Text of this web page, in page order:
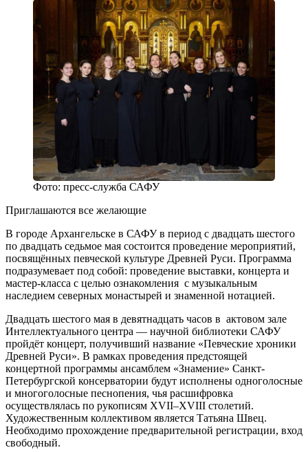
Фото: пресс-служба САФУ
Приглашаются все желающие
В городе Архангельске в САФУ в период с двадцать шестого
по двадцать седьмое мая состоится проведение мероприятий,
посвящённых певческой культуре Древней Руси. Программа
подразумевает под собой: проведение выставки, концерта и
мастер-класса с целью ознакомления с музыкальным
наследием северных монастырей и знаменной нотацией.
Двадцать шестого мая в девятнадцать часов в актовом зале
Интеллектуального центра — научной библиотеки САФУ
пройдёт концерт, получивший название «Певческие хроники
Древней Руси». В рамках проведения предстоящей
концертной программы ансамблем «Знамение» Санкт-
Петербургской консерватории будут исполнены одноголосные
и многоголосные песнопения, чья расшифровка
осуществлялась по рукописям XVII–XVIII столетий.
Художественным коллективом является Татьяна Швец.
Необходимо прохождение предварительной регистрации, вход
свободный.